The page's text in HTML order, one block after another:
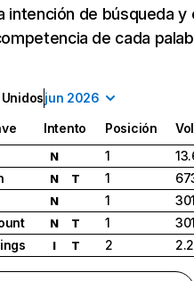
intención de búsqueda y
de cada
jun 2026
Intento Posición
N 1
N T 1
N 1
N T 1
I T 2